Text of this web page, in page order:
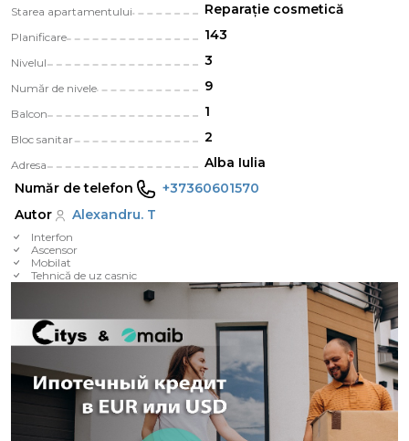
Starea apartamentului Reparație cosmetică
Planificare 143
Nivelul 3
Număr de nivele 9
Balcon 1
Bloc sanitar 2
Adresa
Alba Iulia
Număr de telefon
+37360601570
Autor
Alexandru. T
Interfon
Ascensor
Mobilat
Tehnică de uz casnic